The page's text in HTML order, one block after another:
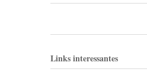
Links interessantes